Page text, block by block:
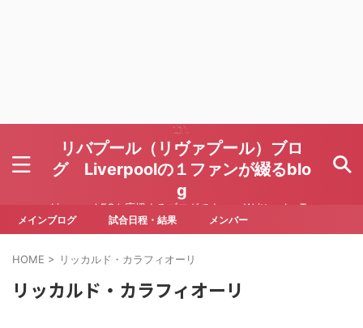
リバプール（リヴァプール）ブロ
グ Liverpoolの１ファンが綴るblo
g
Liverpool FCを応援するブログです Written by To
ru Yoda
メインブログ 試合日程・結果 メンバー
HOME > リッカルド・カラフィオーリ
リッカルド・カラフィオーリ